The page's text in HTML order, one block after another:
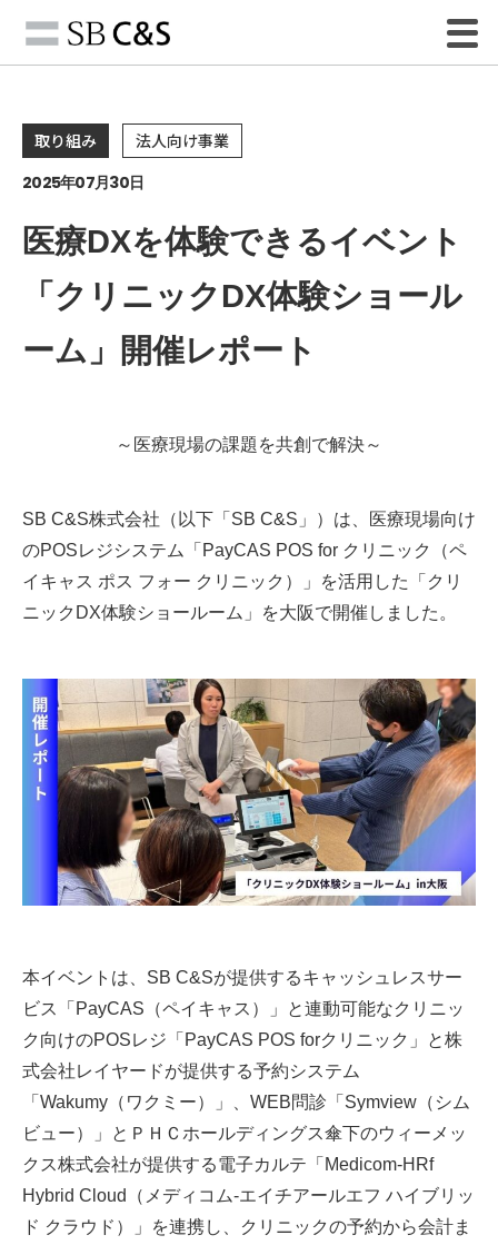
取り組み
法人向け事業
2025年07月30日
医療DXを体験できるイベント
「クリニックDX体験ショール
ーム」開催レポート
～医療現場の課題を共創で解決～
SB C&S株式会社（以下「SB C&S」）は、医療現場向け
のPOSレジシステム「PayCAS POS for クリニック（ペ
イキャス ポス フォー クリニック）」を活用した「クリ
ニックDX体験ショールーム」を大阪で開催しました。
本イベントは、SB C&Sが提供するキャッシュレスサー
ビス「PayCAS（ペイキャス）」と連動可能なクリニッ
ク向けのPOSレジ「PayCAS POS forクリニック」と株
式会社レイヤードが提供する予約システム
「Wakumy（ワクミー）」、WEB問診「Symview（シム
ビュー）」とＰＨＣホールディングス傘下のウィーメッ
クス株式会社が提供する電子カルテ「Medicom-HRf
Hybrid Cloud（メディコム-エイチアールエフ ハイブリッ
ド クラウド）」を連携し、クリニックの予約から会計ま